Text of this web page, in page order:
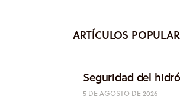
ARTÍCULOS
Seguridad del
5 DE AGOSTO DE 2026